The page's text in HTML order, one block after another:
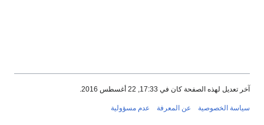
آخر تعديل لهذه الصفحة كان في 17:33, 22 أغسطس 2016.
سياسة الخصوصية عن المعرفة عدم مسؤولية